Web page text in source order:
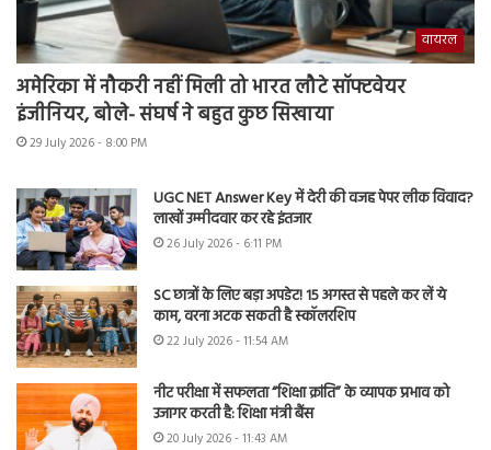
वायरल
अमेरिका में नौकरी नहीं मिली तो भारत लौटे सॉफ्टवेयर
इंजीनियर, बोले- संघर्ष ने बहुत कुछ सिखाया
29 July 2026 - 8:00 PM
UGC NET Answer Key में देरी की वजह पेपर लीक विवाद?
लाखों उम्मीदवार कर रहे इंतजार
26 July 2026 - 6:11 PM
SC छात्रों के लिए बड़ा अपडेट! 15 अगस्त से पहले कर लें ये
काम, वरना अटक सकती है स्कॉलरशिप
22 July 2026 - 11:54 AM
नीट परीक्षा में सफलता “शिक्षा क्रांति” के व्यापक प्रभाव को
उजागर करती है: शिक्षा मंत्री बैंस
20 July 2026 - 11:43 AM